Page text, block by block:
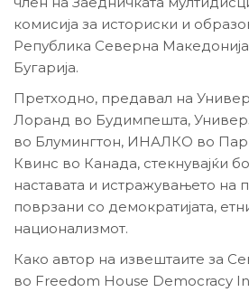
комисија за историски и
Република Северна
Бугаријa.
Претходно, предавал на
Лоранд во Будимпешта,
во Блумингтон, ИНАЛКО во
Квинс во Канада, стекнувајќи
наставата и истражувањето на
поврзани со демократијата,
национализмот.
Како автор на извештаите за
во Freedom House Democracy